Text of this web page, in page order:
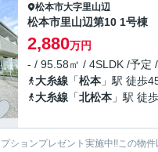
松本市大字里山辺
松本市里山辺第10 1号棟
2,880万円
- / 95.58㎡ / 4SLDK /予定
大糸線 「松本 」駅 徒歩
大糸線 「北松本 」駅 徒
ションプレゼント実施中!!この物